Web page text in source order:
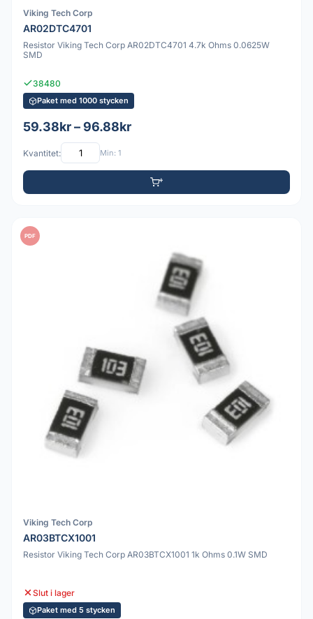
Viking Tech Corp
AR02DTC4701
Resistor Viking Tech Corp AR02DTC4701 4.7k Ohms 0.0625W
SMD
38480
Paket med 1000 stycken
59.38kr – 96.88kr
Kvantitet: Min: 1
PDF
Viking Tech Corp
AR03BTCX1001
Resistor Viking Tech Corp AR03BTCX1001 1k Ohms 0.1W SMD
Slut i lager
Paket med 5 stycken